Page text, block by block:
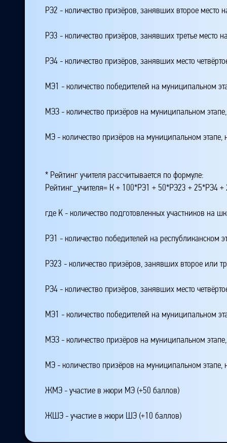
РЭ2 - количество призёров, занявших второе место
РЭ3 - количество призёров, занявших третье место
РЭ4 - количество призёров, занявших место
МЭ1 - количество победителей на муниципальном
МЭЗ - количество призёров на муниципальном
МЭ - количество призёров на муниципальном
* Рейтинг учителя рассчитывается по формуле:
Рейтинг_учителя= К + 100*РЭ1 + 50*РЭ23 +
где K - количество подготовленных участников на
РЭ1 - количество победителей на республиканском
РЭ23 - количество призёров, занявших второе или
РЭ4 - количество призёров, занявших место
МЭ1 - количество победителей на муниципальном
МЭЗ - количество призёров на муниципальном
МЭ - количество призёров на муниципальном
ЖМЭ - участие в жюри МЭ (+50 баллов)
ЖШЭ - участие в жюри ШЭ (+10 баллов)